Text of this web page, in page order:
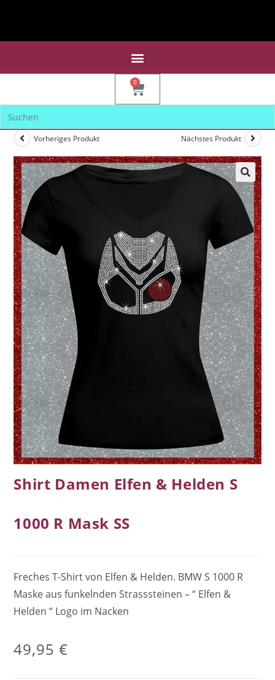
0
Vorheriges Produkt Nächstes Produkt
Shirt Damen Elfen & Helden S
1000 R Mask SS
Freches T-Shirt von Elfen & Helden. BMW S 1000 R
Maske aus funkelnden Strasssteinen – “ Elfen &
Helden “ Logo im Nacken
49,95€